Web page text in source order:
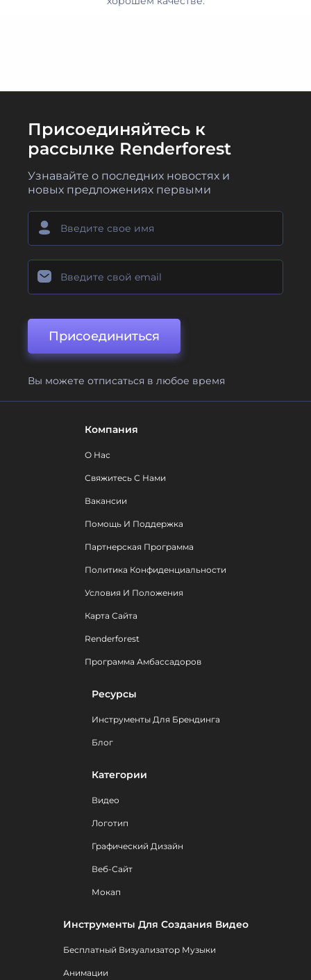
Присоединяйтесь к
рассылке Renderforest
Узнавайте о последних новостях и
новых предложениях первыми
Присоединиться
Вы можете отписаться в любое время
Компания
О Нас
Свяжитесь С Нами
Вакансии
Помощь И Поддержка
Партнерская Программа
Политика Конфиденциальности
Условия И Положения
Карта Сайта
Renderforest
Программа Амбассадоров
Ресурсы
Инструменты Для Брендинга
Блог
Категории
Видео
Логотип
Графический Дизайн
Веб-Сайт
Мокап
Инструменты Для Создания Видео
Бесплатный Визуализатор Музыки
Анимации